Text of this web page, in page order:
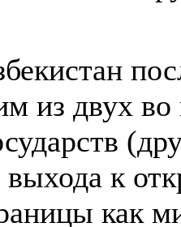
из двух
выхода к
как